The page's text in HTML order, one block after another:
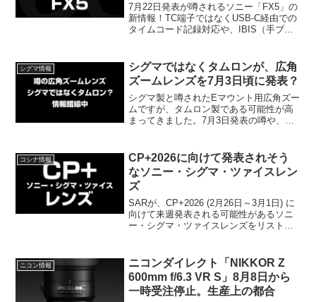
7月22日発表が噂されるソニー「FX5」の
新情報！TC端子ではなくUSB-C経由での
タイムコード記録対応や、IBIS（手ブレ
float対応XLRハンドルなど、気になるス
ペックを徹底解説！
シグマ情報
シグマではなくタムロンが、広角
ズームレンズを7月3日頃に発表？
シグマ製と噂されたEマウント用広角ズー
ムですが、タムロン製である可能性が高
まってきました。7月3日発表の噂や、タ
ン言語」の矛盾について独自に考察しま
す。
コシナ情報
CP+2026に向けて発表されそう
なソニー・シグマ・ツァイスレン
ズ
SARが、CP+2026 (2月26日～3月1日) に
向けて来週発表される可能性があるソニ
ー・シグマ・ツァイスレンズをリストア
ニコン情報
ニコンダイレクト「NIKKOR Z
600mm f/6.3 VR S」8月8日から
一時受注停止。生産上の都合